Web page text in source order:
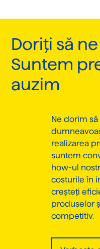
Doriți să
Suntem
auzim
Ne dorim
realizarea
suntem
how-ul
costurile în
creșteți
produselor
competitiv.